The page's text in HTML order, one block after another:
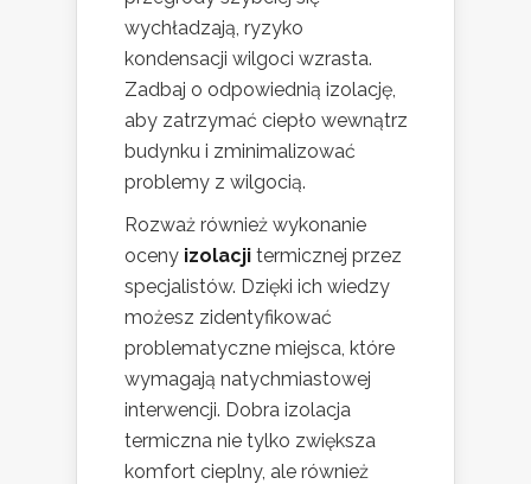
wychładzają, ryzyko
kondensacji wilgoci wzrasta.
Zadbaj o odpowiednią izolację,
aby zatrzymać ciepło wewnątrz
budynku i zminimalizować
problemy z wilgocią.
Rozważ również wykonanie
oceny izolacji termicznej przez
specjalistów. Dzięki ich wiedzy
możesz zidentyfikować
problematyczne miejsca, które
wymagają natychmiastowej
interwencji. Dobra izolacja
termiczna nie tylko zwiększa
komfort cieplny, ale również